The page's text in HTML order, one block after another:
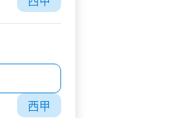
西甲